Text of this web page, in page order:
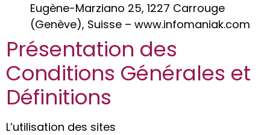
Eugène-Marziano 25, 1227 Carrouge
(Genève), Suisse – www.infomaniak.com
Présentation des
Conditions Générales et
Définitions
L’utilisation des sites